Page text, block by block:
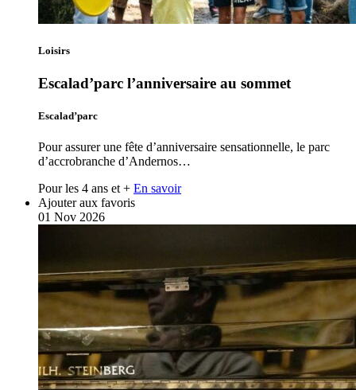
Loisirs
Escalad’parc l’anniversaire au sommet
Escalad’parc
Pour assurer une fête d’anniversaire sensationnelle, le parc
d’accrobranche d’Andernos…
Pour les 4 ans et + En savoir
Ajouter aux favoris
01 Nov 2026